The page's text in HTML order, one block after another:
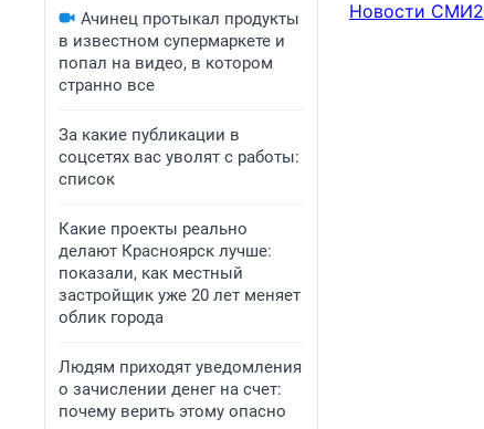
Ачинец протыкал продукты
в известном супермаркете и
попал на видео, в котором
странно все
За какие публикации в
соцсетях вас уволят с работы:
список
Какие проекты реально
делают Красноярск лучше:
показали, как местный
застройщик уже 20 лет меняет
облик города
Людям приходят уведомления
о зачислении денег на счет:
почему верить этому опасно
Новости СМИ2